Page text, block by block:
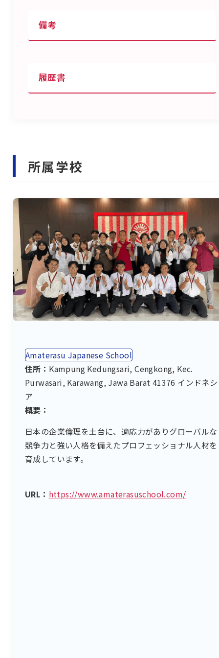
備考
履歴書
所属学校
Amaterasu Japanese School
住所： Kampung Kedungsari, Cengkong, Kec.
Purwasari, Karawang, Jawa Barat 41376 インドネシ
ア
概要：
日本の企業倫理を土台に、適応力がありグローバルな
競争力と強い人格を備えたプロフェッショナル人材を
育成しています。
URL： https://www.amaterasuschool.com/